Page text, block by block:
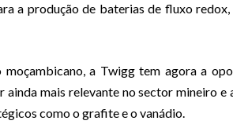
a produção de baterias de fluxo
a Twigg tem agora a
ainda mais relevante no sector mineiro e
como o grafite e o vanádio.